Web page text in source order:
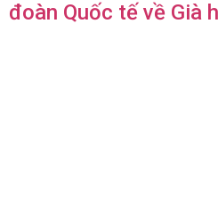
đoàn Quốc tế về Già